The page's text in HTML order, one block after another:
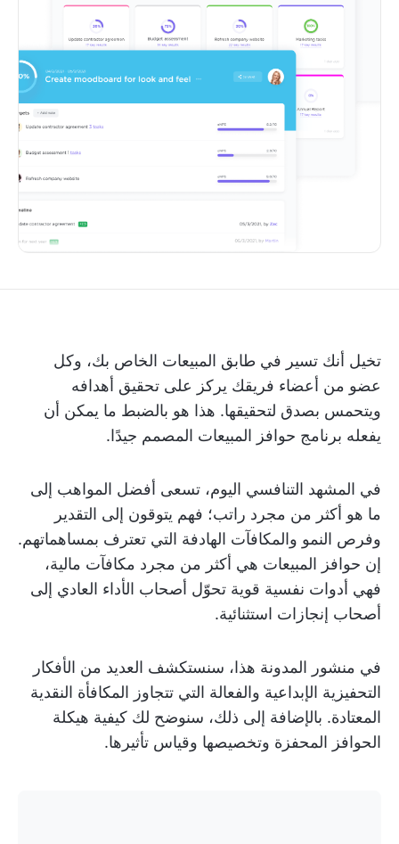
تخيل أنك تسير في طابق المبيعات الخاص بك، وكل
عضو من أعضاء فريقك يركز على تحقيق أهدافه
ويتحمس بصدق لتحقيقها. هذا هو بالضبط ما يمكن أن
يفعله برنامج حوافز المبيعات المصمم جيدًا.
في المشهد التنافسي اليوم، تسعى أفضل المواهب إلى
ما هو أكثر من مجرد راتب؛ فهم يتوقون إلى التقدير
وفرص النمو والمكافآت الهادفة التي تعترف بمساهماتهم.
إن حوافز المبيعات هي أكثر من مجرد مكافآت مالية،
فهي أدوات نفسية قوية تحوّل أصحاب الأداء العادي إلى
أصحاب إنجازات استثنائية.
في منشور المدونة هذا، سنستكشف العديد من الأفكار
التحفيزية الإبداعية والفعالة التي تتجاوز المكافأة النقدية
المعتادة. بالإضافة إلى ذلك، سنوضح لك كيفية هيكلة
الحوافز المحفزة وتخصيصها وقياس تأثيرها.